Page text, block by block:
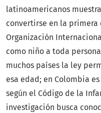
latinoamericanos
convertirse en la primera
Organización
como niño a toda
muchos países la ley
esa edad; en Colombia
según el Código de la
investigación busca